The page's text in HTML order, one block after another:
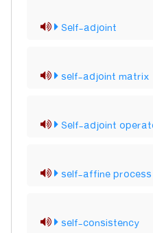
Self-adjoint
self-adjoint matrix
Self-adjoint
self-affine process
self-consistency